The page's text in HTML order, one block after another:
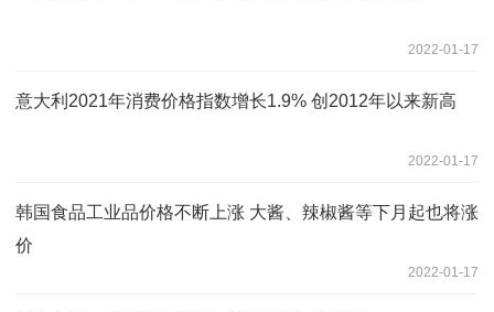
2022-01-17
意大利2021年消费价格指数增长1.9% 创2012年以来新高
2022-01-17
韩国食品工业品价格不断上涨 大酱、辣椒酱等下月起也将涨
价
2022-01-17